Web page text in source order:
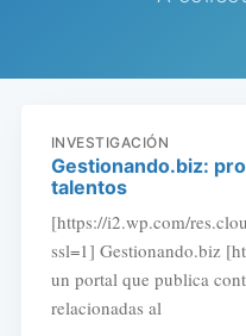
INVESTIGACIÓN
Gestionando.biz:
talentos
[https://i2.wp.com/
ssl=1] Gestionando.biz
un portal que publica
relacionadas al